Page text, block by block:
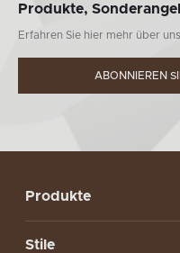
Produkte,
Erfahren Sie hier mehr über
ABONNIEREN
Produkte
Stile